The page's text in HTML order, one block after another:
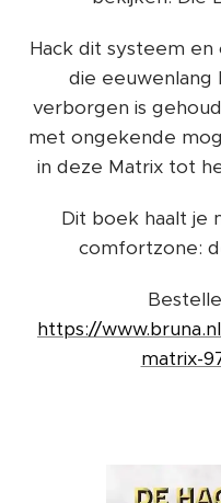
Hack dit systeem
die eeuwenlang
verborgen is
met ongekende
in deze Matrix tot
Dit boek haalt je
comfortzone:
https://
matrix-